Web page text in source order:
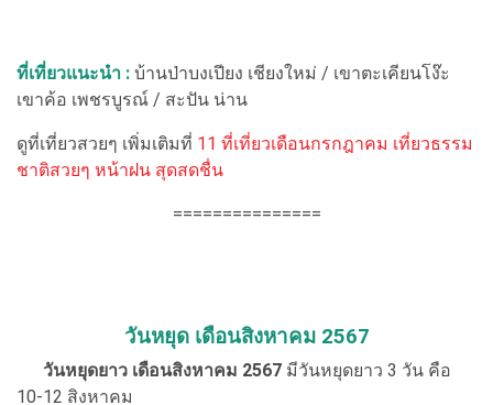
ที่เที่ยวแนะนำ : บ้านป่าบงเปียง เชียงใหม่ / เขาตะเคียนโง๊ะ
เขาค้อ เพชรบูรณ์ / สะปัน น่าน
ดูที่เที่ยวสวยๆ เพิ่มเติมที่ 11 ที่เที่ยวเดือนกรกฎาคม เที่ยวธรรม
ชาติสวยๆ หน้าฝน สุดสดชื่น
===============
วันหยุด เดือนสิงหาคม 2567
วันหยุดยาว เดือนสิงหาคม 2567 มีวันหยุดยาว 3 วัน คือ
10-12 สิงหาคม